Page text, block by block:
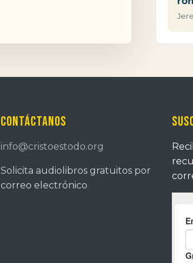
Contáctanos
info@cristoestodo.org
Solicita audiolibros gratuitos por
correo electrónico